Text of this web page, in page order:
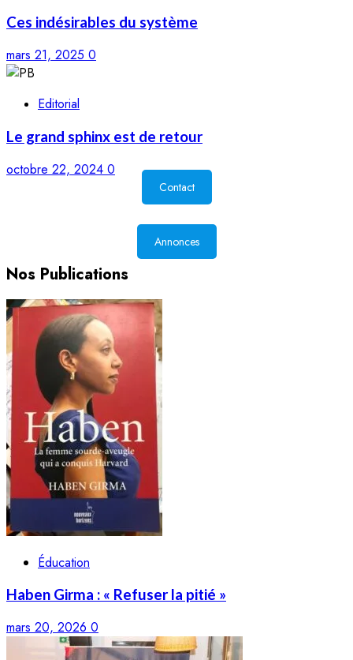
Ces indésirables du système
mars 21, 2025 0
Editorial
Le grand sphinx est de retour
octobre 22, 2024 0
Contact
Annonces
Nos Publications
Éducation
Haben Girma : « Refuser la pitié »
mars 20, 2026 0